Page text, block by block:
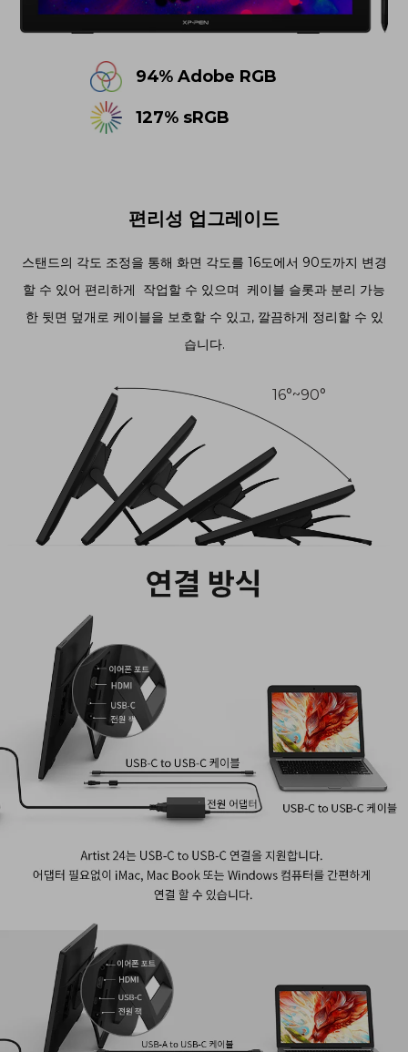
94% Adobe RGB
127% sRGB
편리성 업그레이드
스탠드의 각도 조정을 통해 화면 각도를 16도에서 90도까지 변경
할 수 있어 편리하게 작업할 수 있으며 케이블 슬롯과 분리 가능
한 뒷면 덮개로 케이블을 보호할 수 있고, 깔끔하게 정리할 수 있
습니다.
16°~90°